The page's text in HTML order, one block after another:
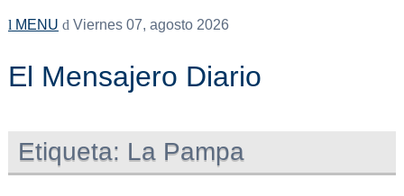
MENU Viernes 07, agosto 2026
El Mensajero Diario
Etiqueta: La Pampa